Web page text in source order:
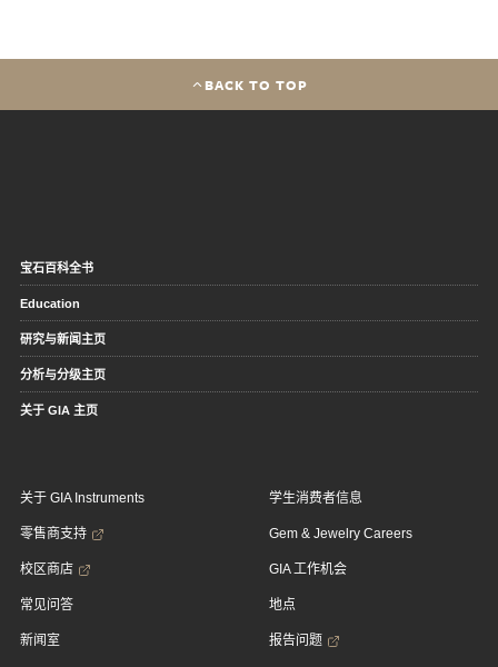
BACK TO TOP
宝石百科全书
Education
研究与新闻主页
分析与分级主页
关于 GIA 主页
关于 GIA Instruments
零售商支持
校区商店
常见问答
新闻室
学生消费者信息
Gem & Jewelry Careers
GIA 工作机会
地点
报告问题